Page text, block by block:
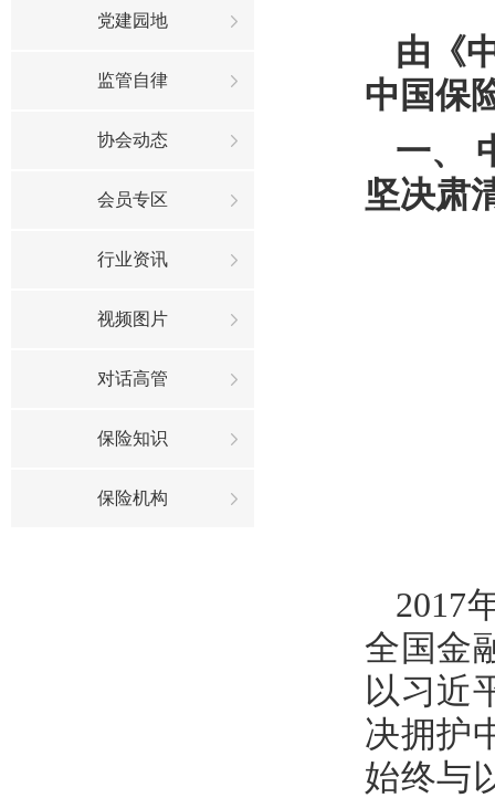
党建园地
监管自律
协会动态
会员专区
行业资讯
视频图片
对话高管
保险知识
保险机构
由《
中国保
一、
坚决肃
2017
全国金
以习近
决拥护
始终与